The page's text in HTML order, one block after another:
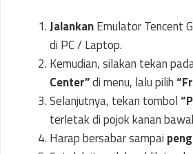
JalankanEmulator Tencent
di PC / Laptop.
Kemudian, silakan tekan
Center”di menu, lalu pilih
Selanjutnya, tekan tombol
terletak di pojok kanan
Harap bersabar sampai